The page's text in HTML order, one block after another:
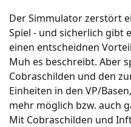
Der Simmulator zerstört
Spiel - und sicherlich gibt
einen entscheidnen
Muh es beschreibt. Aber
Cobraschilden und den
Einheiten in den VP/
mehr möglich bzw. auch
Mit Cobraschilden und